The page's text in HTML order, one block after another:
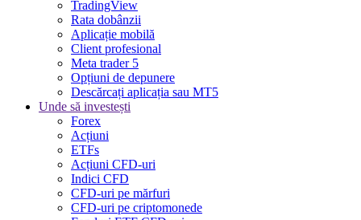
TradingView
Rata dobânzii
Aplicație mobilă
Client profesional
Meta trader 5
Opțiuni de depunere
Descărcați aplicația sau MT5
Unde să investești
Forex
Acțiuni
ETFs
Acțiuni CFD-uri
Indici CFD
CFD-uri pe mărfuri
CFD-uri pe criptomonede